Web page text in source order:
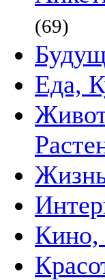
(69)
Еда,
Кино,